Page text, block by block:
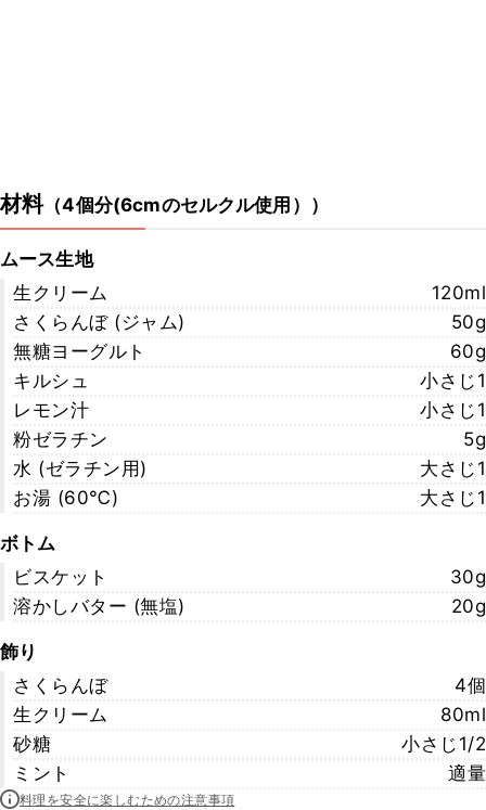
材料（4個分(6cmのセルクル使用） ）
ムース生地
生クリーム
120ml
さくらんぼ (ジャム)
50g
無糖ヨーグルト
60g
キルシュ
小さじ1
レモン汁
小さじ1
粉ゼラチン
5g
水 (ゼラチン用)
大さじ1
お湯 (60℃)
大さじ1
ボトム
ビスケット
30g
溶かしバター (無塩)
20g
飾り
さくらんぼ
4個
生クリーム
80ml
砂糖
小さじ1/2
ミント
適量
料理を安全に楽しむための注意事項